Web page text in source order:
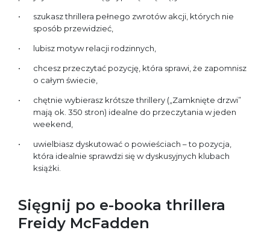
szukasz thrillera pełnego zwrotów akcji, których nie
sposób przewidzieć,
lubisz motyw relacji rodzinnych,
chcesz przeczytać pozycję, która sprawi, że zapomnisz
o całym świecie,
chętnie wybierasz krótsze thrillery („Zamknięte drzwi”
mają ok. 350 stron) idealne do przeczytania w jeden
weekend,
uwielbiasz dyskutować o powieściach – to pozycja,
która idealnie sprawdzi się w dyskusyjnych klubach
książki.
Sięgnij po e-booka thrillera
Freidy McFadden